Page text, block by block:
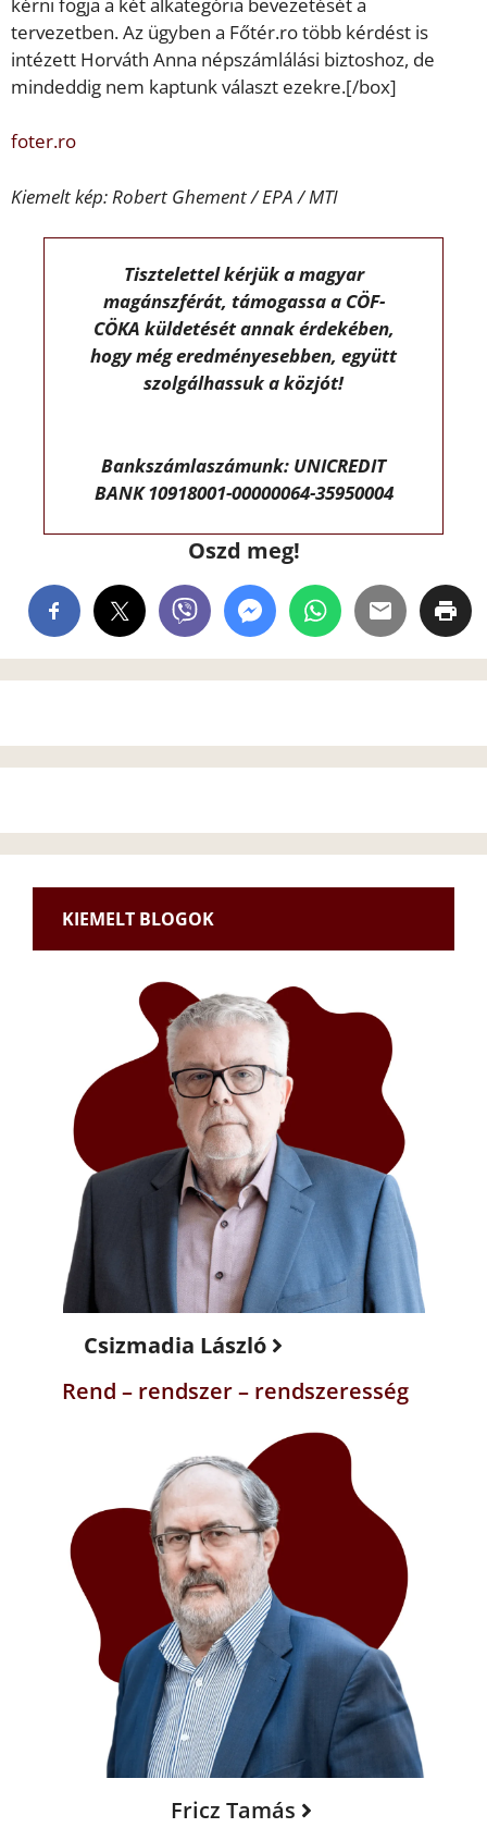
tervezetben. Az ügyben a Főtér.ro több kérdést is
intézett Horváth Anna népszámlálási biztoshoz, de
mindeddig nem kaptunk választ ezekre.[/box]
foter.ro
Kiemelt kép: Robert Ghement / EPA / MTI
Tisztelettel kérjük a magyar
magánszférát, támogassa a CÖF-
CÖKA küldetését annak érdekében,
hogy még eredményesebben, együtt
szolgálhassuk a közjót!
Bankszámlaszámunk: UNICREDIT
BANK 10918001-00000064-35950004
Oszd meg!
KIEMELT BLOGOK
Csizmadia László
Rend – rendszer – rendszeresség
Fricz Tamás